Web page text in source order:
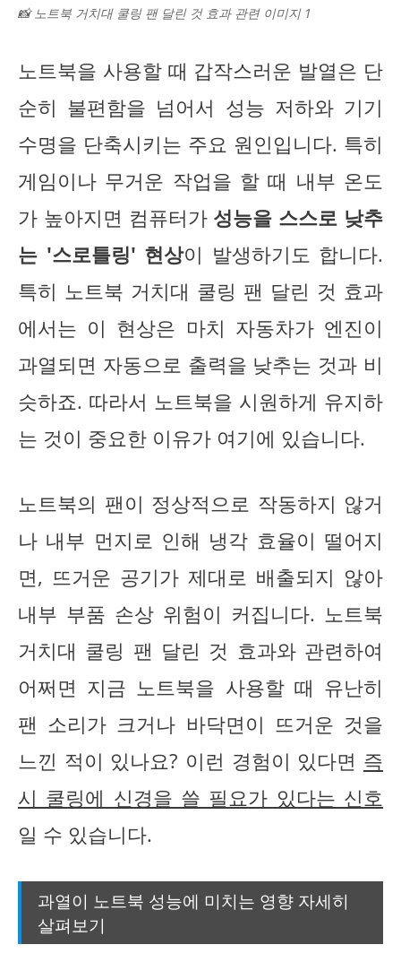
📸 노트북 거치대 쿨링 팬 달린 것 효과 관련 이미지 1
노트북을 사용할 때 갑작스러운 발열은 단
순히 불편함을 넘어서 성능 저하와 기기
수명을 단축시키는 주요 원인입니다. 특히
게임이나 무거운 작업을 할 때 내부 온도
가 높아지면 컴퓨터가 성능을 스스로 낮추
는 '스로틀링' 현상이 발생하기도 합니다.
특히 노트북 거치대 쿨링 팬 달린 것 효과
에서는 이 현상은 마치 자동차가 엔진이
과열되면 자동으로 출력을 낮추는 것과 비
슷하죠. 따라서 노트북을 시원하게 유지하
는 것이 중요한 이유가 여기에 있습니다.
노트북의 팬이 정상적으로 작동하지 않거
나 내부 먼지로 인해 냉각 효율이 떨어지
면, 뜨거운 공기가 제대로 배출되지 않아
내부 부품 손상 위험이 커집니다. 노트북
거치대 쿨링 팬 달린 것 효과와 관련하여
어쩌면 지금 노트북을 사용할 때 유난히
팬 소리가 크거나 바닥면이 뜨거운 것을
느낀 적이 있나요? 이런 경험이 있다면 즉
시 쿨링에 신경을 쓸 필요가 있다는 신호
일 수 있습니다.
과열이 노트북 성능에 미치는 영향 자세히
살펴보기